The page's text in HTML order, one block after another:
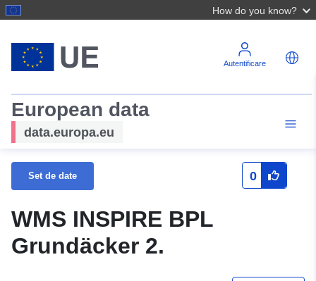
How do you know?
Autentificare
European data
data.europa.eu
Set de date 0
WMS INSPIRE BPL
Grundäcker 2.